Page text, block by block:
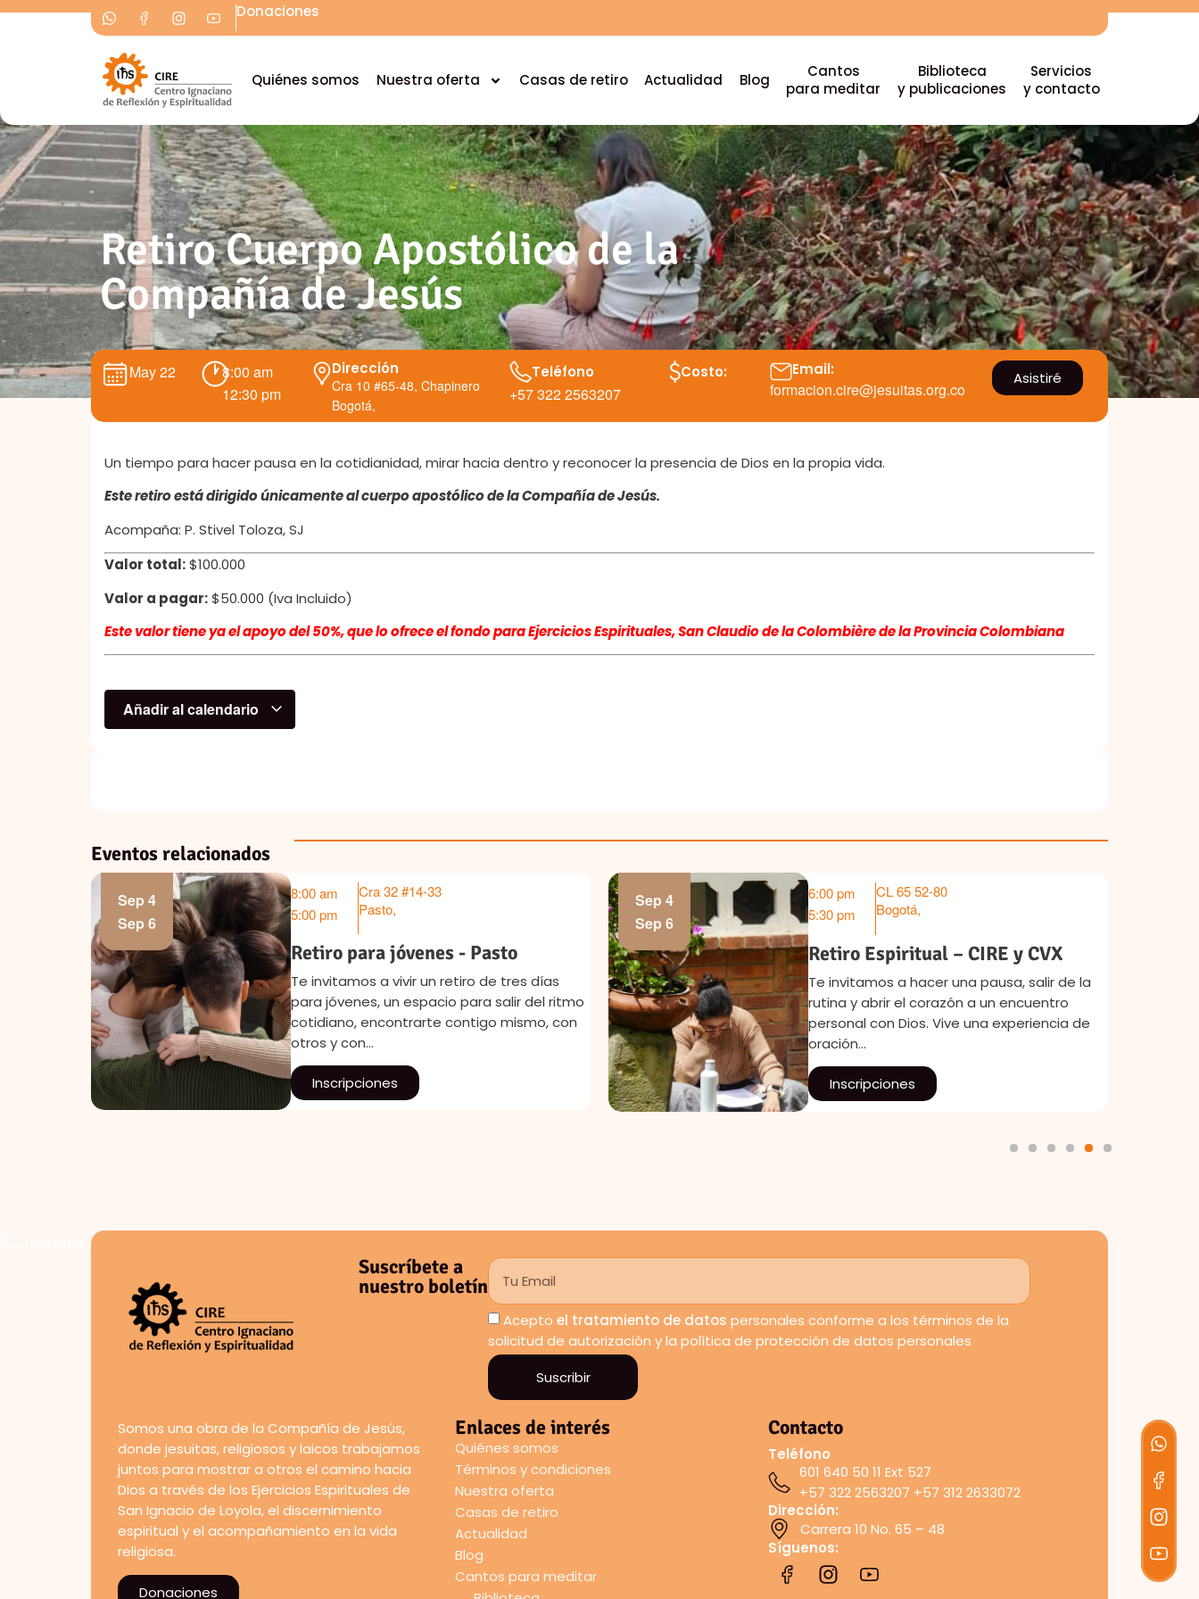
Donaciones
Quiénes somos Nuestra oferta Casas de retiro Actualidad Blog
Cantos
para meditar
Biblioteca
y publicaciones
Servicios
y contacto
Retiro Cuerpo Apostólico de la
Compañía de Jesús
May 22
8:00 am
12:30 pm
Dirección
Cra 10 #65-48, Chapinero
Bogotá,
Teléfono
+57 322 2563207
Costo: Email:
formacion.cire@jesuitas.org.co
Asistiré
Un tiempo para hacer pausa en la cotidianidad, mirar hacia dentro y reconocer la presencia de Dios en la propia vida.
Este retiro está dirigido únicamente al cuerpo apostólico de la Compañía de Jesús.
Acompaña: P. Stivel Toloza, SJ
Valor total:$100.000
Valor a pagar:$50.000 (Iva Incluido)
Este valor tiene ya el apoyo del 50%, que lo ofrece elfondo para Ejercicios Espirituales, San Claudio de la Colombière de la Provincia Colombiana
Añadir al calendario
Eventos relacionados
Sep 4
Sep 6
8:00 am
5:00 pm
Cra 32 #14-33
Pasto,
Retiro para jóvenes - Pasto
Te invitamos a vivir un retiro de tres días
para jóvenes, un espacio para salir del ritmo
cotidiano, encontrarte contigo mismo, con
otros y con…
Inscripciones
Sep 4
Sep 6
6:00 pm
5:30 pm
CL 65 52-80
Bogotá,
Retiro Espiritual – CIRE y CVX
Te invitamos a hacer una pausa, salir de la
rutina y abrir el corazón a un encuentro
personal con Dios. Vive una experiencia de
oración…
Inscripciones
3 4 5 6
Suscríbete a
nuestro boletín
Acepto el tratamiento de datos personales conforme a los términos de la
solicitud de autorización y la política de protección de datos personales
Suscribir
Somos una obra de la Compañía de Jesús,
donde jesuitas, religiosos y laicos trabajamos
juntos para mostrar a otros el camino hacia
Dios a través de los Ejercicios Espirituales de
San Ignacio de Loyola, el discernimiento
espiritual y el acompañamiento en la vida
religiosa.
Donaciones
Enlaces de interés
Quiénes somos
Términos y condiciones
Nuestra oferta
Casas de retiro
Actualidad
Blog
Cantos para meditar
Contacto
Teléfono
601 640 50 11 Ext 527
+57 322 2563207 +57 312 2633072
Dirección:
Carrera 10 No. 65 – 48
Síguenos: